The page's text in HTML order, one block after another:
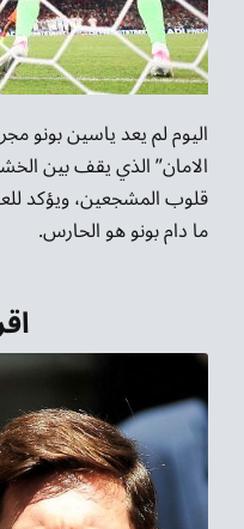
اليوم لم يعد ياسين بونو
الامان” الذي يقف بين
قلوب المشجعين، ويؤكد
ما دام بونو هو الحارس.